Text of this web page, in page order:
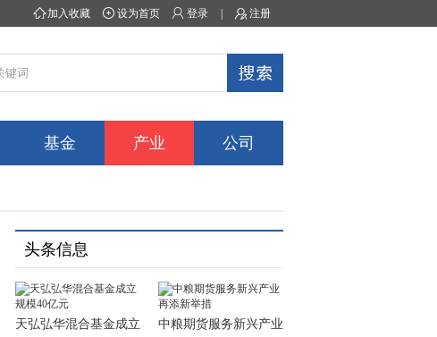
加入收藏 设为首页 登录 注册
基金 产业 公司
头条信息
天弘弘华混合基金成立 中粮期货服务新兴产业